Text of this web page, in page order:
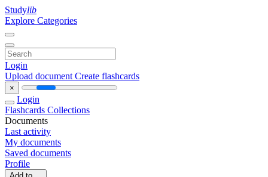
Studylib
Explore Categories
Login
Upload document Create flashcards
×
Login
Flashcards Collections
Documents
Last activity
My documents
Saved documents
Profile